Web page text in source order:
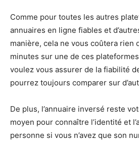
Comme pour toutes les autres
annuaires en ligne fiables et
manière, cela ne vous coûtera rien
minutes sur une de ces
voulez vous assurer de la fiabilité
pourrez toujours comparer sur
De plus, l’annuaire inversé reste
moyen pour connaître l’identité et
personne si vous n’avez que son